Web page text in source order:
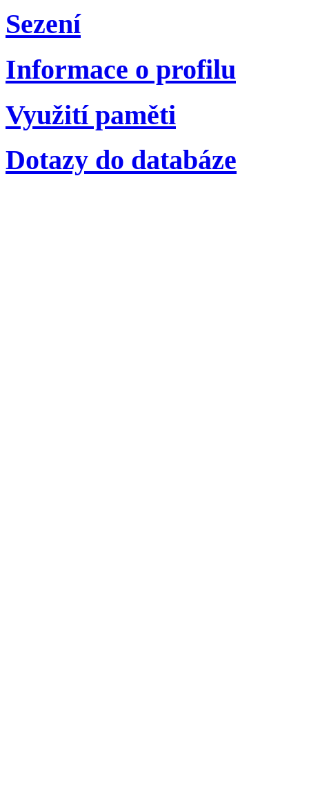
Sezení
Informace o profilu
Využití paměti
Dotazy do databáze